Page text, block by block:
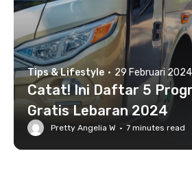
Tips & Lifestyle · 29 Februari 2024
Catat! Ini Daftar 5
Gratis Lebaran 2024
Pretty Angelia W · 7 minutes read